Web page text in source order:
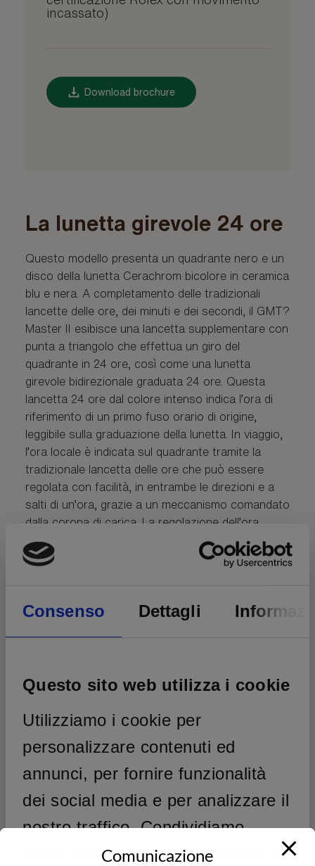
Consenso Dettagli
Questo sito web utilizza i cookie
Utilizziamo i cookie per
personalizzare contenuti ed
annunci, per fornire funzionalità
dei social media e per analizzare il
nostro traffico. Condividiamo
inoltre informazioni sul modo in cui
incassato)
Download brochure
La lunetta girevole 24 ore
Questo modello presenta un quadrante nero e un
disco della lunetta Cerachrom bicolore in ceramica
blu e nera. A completamento delle tradizionali
lancette delle ore, dei minuti e dei secondi, il GMT?
Master II esibisce una lancetta supplementare con
punta a triangolo che effettua un giro del
quadrante in 24 ore, così come una lunetta
girevole bidirezionale graduata 24 ore. Questa
lancetta 24 ore dal colore intenso indica l’ora di
riferimento di un primo fuso orario di origine,
leggibile sulla graduazione della lunetta. In viaggio,
l’ora locale è indicata sul quadrante tramite la
tradizionale lancetta delle ore che può essere
regolata con facilità, in entrambe le direzioni e a
salti di un’ora, grazie a un meccanismo comandato
dalla corona di carica. La regolazione dell’ora
locale avviene in modo indipendente dalla lancetta
dei minuti e dei secondi. Ciò permette ai viaggiatori
Comunicazione